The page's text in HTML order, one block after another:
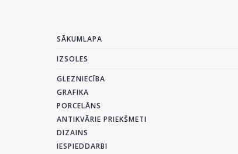
SĀKUMLAPA
IZSOLES
GLEZNIECĪBA
GRAFIKA
PORCELĀNS
ANTIKVĀRIE PRIEKŠMETI
DIZAINS
IESPIEDDARBI